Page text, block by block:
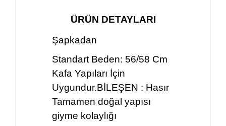
ÜRÜN DETAYLARI
Şapkadan
Standart Beden: 56/58 Cm
Kafa Yapıları İçin
Uygundur.BİLEŞEN : Hasır
Tamamen doğal yapısı
giyme kolaylığı